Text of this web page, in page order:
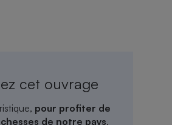
cet ouvrage
pour profiter de
de notre pays.